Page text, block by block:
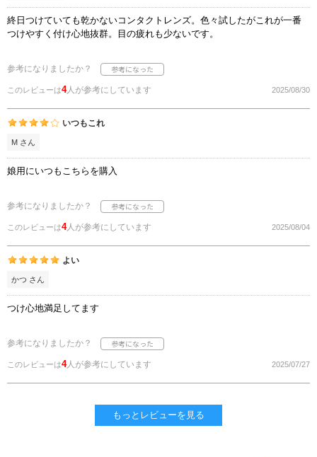
終日つけていても乾かないコンタクトレンズ。色々試したがこれが一番
つけやすく付け心地抜群。目の疲れも少ないです。
参考になりましたか？
このレビューは4人が参考にしています 2025/08/30
いつもこれ
М さん
娘用にいつもこちらを購入
参考になりましたか？
このレビューは4人が参考にしています 2025/08/04
よい
かつ さん
つけ心地満足してます
参考になりましたか？
このレビューは4人が参考にしています 2025/07/27
もっとレビューを見る